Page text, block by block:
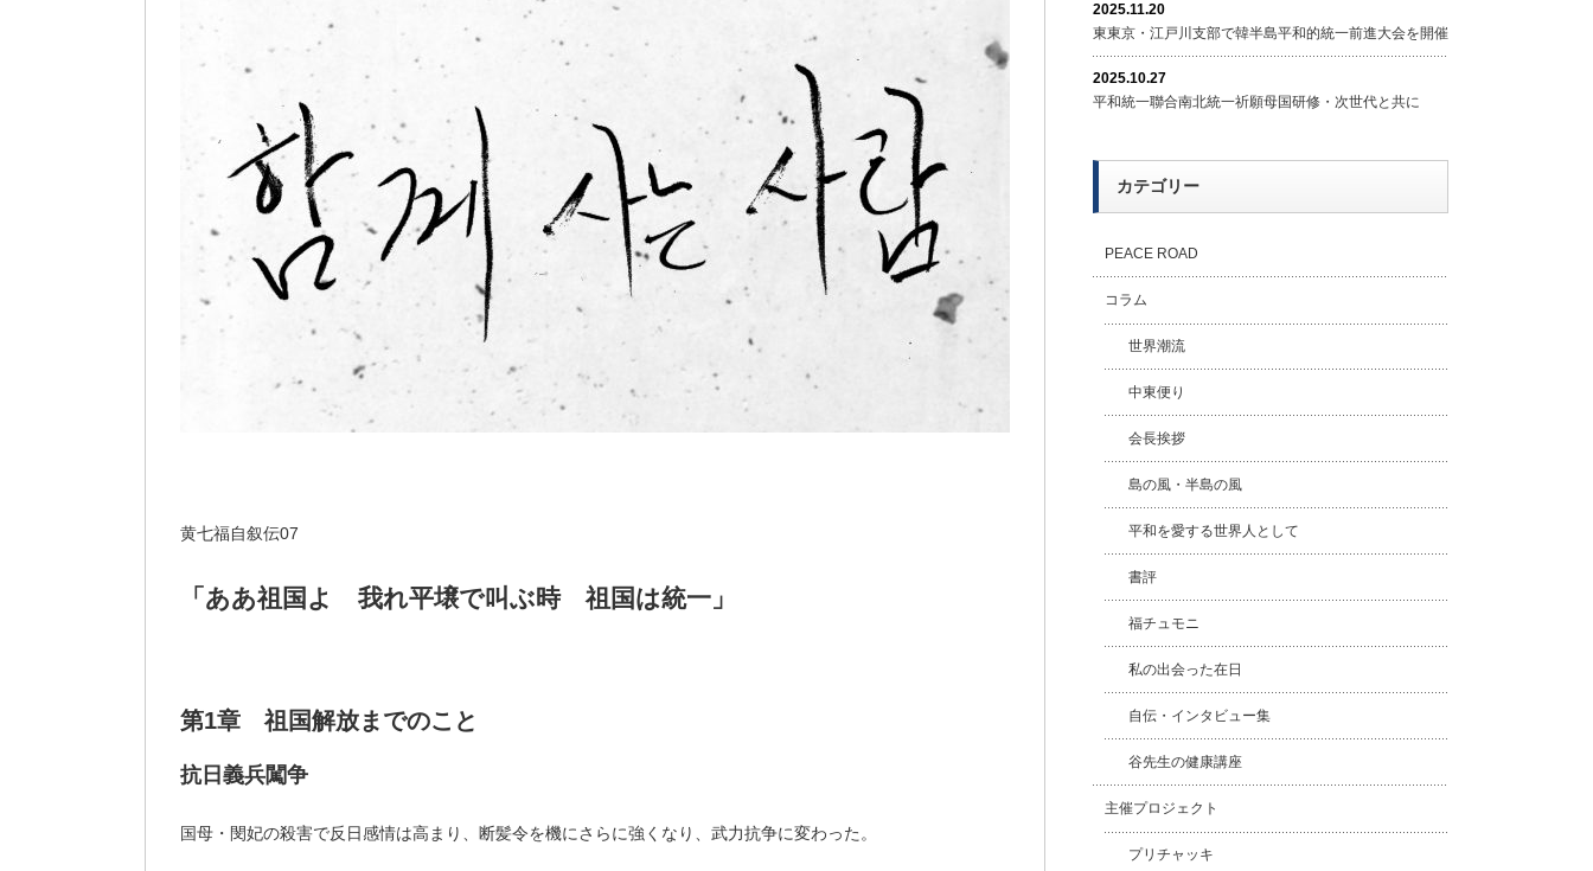
黄七福自叙伝07
「ああ祖国よ 我れ平壌で叫ぶ時 祖国は統一」
第1章 祖国解放までのこと
抗日義兵闖争
国母・閔妃の殺害で反日感情は高まり、断髪令を機にさらに強くなり、武力抗争に変わった。
2025.11.20
東東京・江戸川支部で韓半島平和的統一前進大会を開催
2025.10.27
平和統一聯合南北統一祈願母国研修・次世代と共に
カテゴリー
PEACE ROAD
コラム
世界潮流
中東便り
会長挨拶
島の風・半島の風
平和を愛する世界人として
書評
福チュモニ
私の出会った在日
自伝・インタビュー集
谷先生の健康講座
主催プロジェクト
プリチャッキ